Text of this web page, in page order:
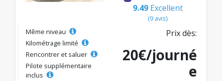
9.49 Excellent
(9 avis)
Même niveau
Kilométrage limité
Rencontrer et saluer
Pilote supplémentaire
inclus
Prix dès:
20€/journé
e